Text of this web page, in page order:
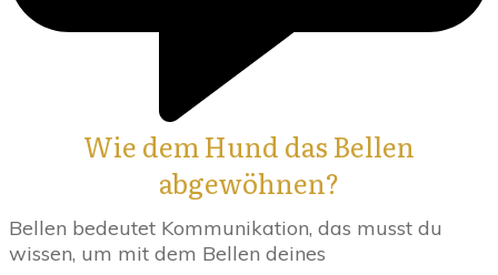
Wie dem Hund das Bellen
abgewöhnen?
Bellen bedeutet Kommunikation, das musst du
wissen, um mit dem Bellen deines